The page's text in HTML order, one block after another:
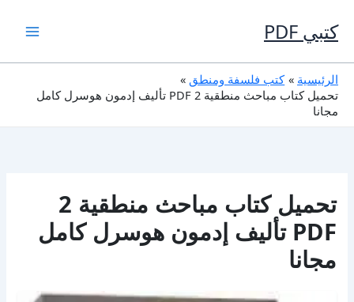
إلى
المحتوى
كتبي PDF
الرئيسية
كتب فلسفة ومنطق
تحميل كتاب مباحث منطقية 2 PDF تأليف إدمون هوسرل كامل
مجانا
تحميل كتاب مباحث منطقية 2
PDF تأليف إدمون هوسرل كامل
مجانا